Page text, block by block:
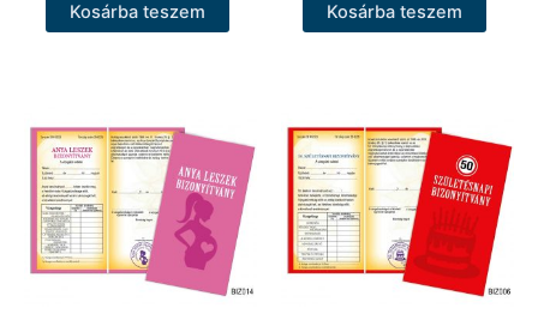
Kosárba teszem Kosárba teszem